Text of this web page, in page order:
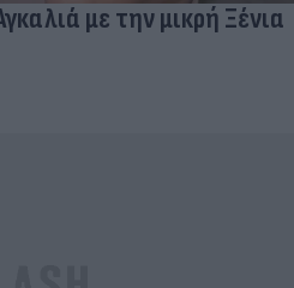
με την μικρή Ξένια